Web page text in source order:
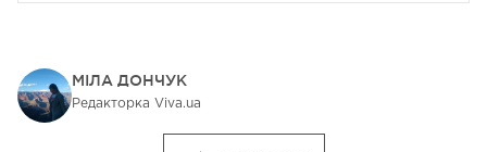
МІЛА ДОНЧУК
Редакторка Viva.ua